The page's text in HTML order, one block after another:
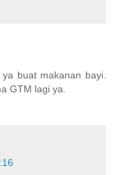
buat makanan bayi.
GTM lagi ya.